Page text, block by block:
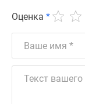
места
Апартаменты
#траншевая
ипотека
#рассрочка
Оценка *